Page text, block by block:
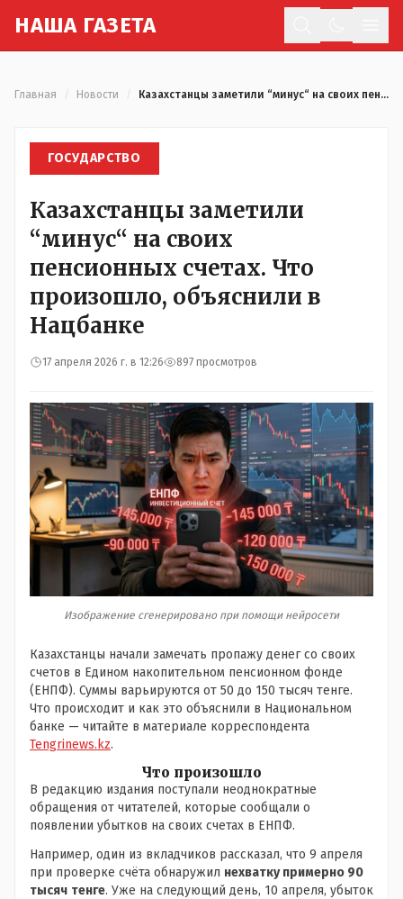
НАША ГАЗЕТА
Главная Новости Казахстанцы заметили “минус“ на своих пенсионных счетах. Что произошло, объяснили в Нацбанке
ГОСУДАРСТВО
Казахстанцы заметили
“минус“ на своих
пенсионных счетах. Что
произошло, объяснили в
Нацбанке
17 апреля 2026 г. в 12:26 897 просмотров
Изображение сгенерировано при помощи нейросети
Казахстанцы начали замечать пропажу денег со своих
счетов в Едином накопительном пенсионном фонде
(ЕНПФ). Суммы варьируются от 50 до 150 тысяч тенге.
Что происходит и как это объяснили в Национальном
банке — читайте в материале корреспондента
Tengrinews.kz.
Что произошло
В редакцию издания поступали неоднократные
обращения от читателей, которые сообщали о
появлении убытков на своих счетах в ЕНПФ.
Например, один из вкладчиков рассказал, что 9 апреля
при проверке счёта обнаружил нехватку примерно 90
тысяч тенге. Уже на следующий день, 10 апреля, убыток